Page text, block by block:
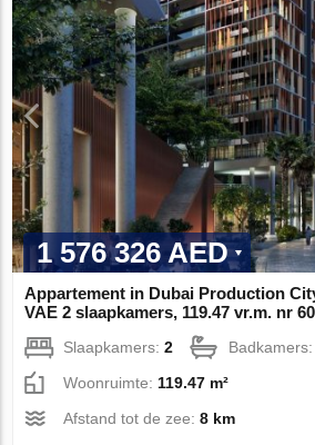
1 576 326 AED
Appartement in Dubai Production
VAE 2 slaapkamers, 119.47 vr.m. nr
Slaapkamers:2
Woonruimte: 119.47 m²
Afstand tot de zee:8 km